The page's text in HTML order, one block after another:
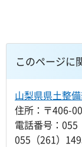
このページに
山梨県県土整
住所：〒406-
電話番号：
055（261）